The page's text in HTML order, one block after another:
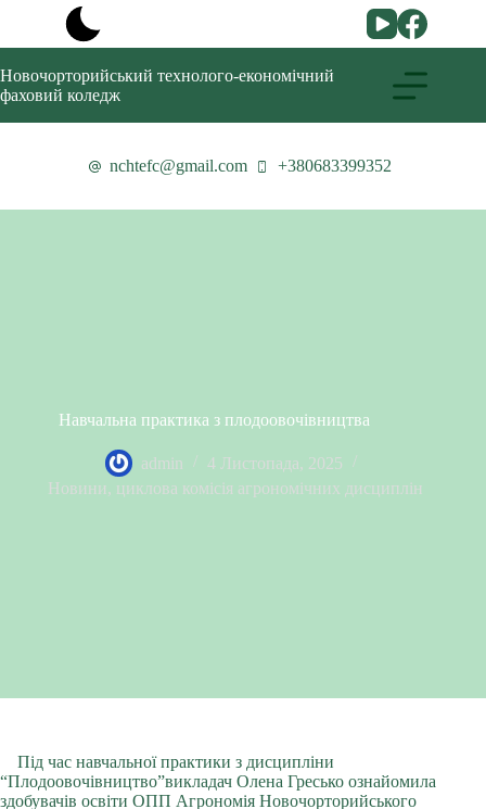
Новочорторийський технолого-економічний
фаховий коледж
nchtefc@gmail.com +380683399352
Навчальна практика з плодоовочівництва
admin
4 Листопада, 2025
Новини, циклова комісія агрономічних дисциплін
Під час навчальної практики з дисципліни
“Плодоовочівництво”викладач Олена Гресько ознайомила
здобувачів освіти ОПП Агрономія Новочорторийського